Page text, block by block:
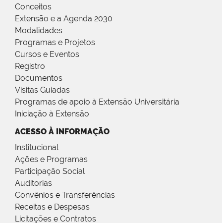
Conceitos
Extensão e a Agenda 2030
Modalidades
Programas e Projetos
Cursos e Eventos
Registro
Documentos
Visitas Guiadas
Programas de apoio à Extensão Universitária
Iniciação à Extensão
ACESSO À INFORMAÇÃO
Institucional
Ações e Programas
Participação Social
Auditorias
Convênios e Transferências
Receitas e Despesas
Licitações e Contratos